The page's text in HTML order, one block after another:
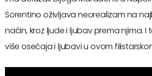
Sorentino oživljava neorealizam na
način, kroz ljude i ljubav prema njima. I
više osećaja i ljubavi u ovom